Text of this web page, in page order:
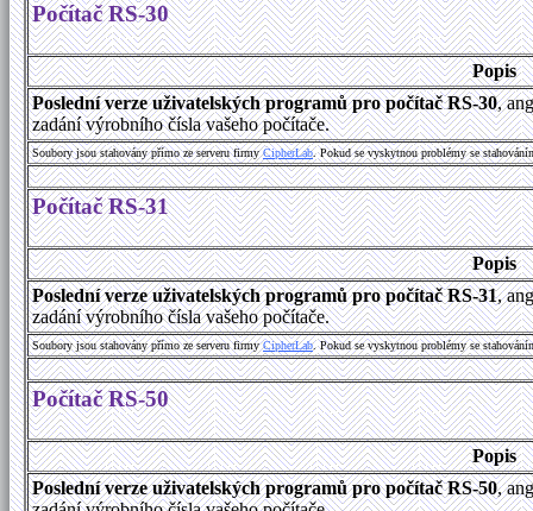
Počítač RS-30
Popis
Poslední verze uživatelských programů pro počítač RS-30,
zadání výrobního čísla vašeho počítače.
Soubory jsou stahovány přímo ze serveru firmyCipherLab. Pokud se vyskytnou problémy se
Počítač RS-31
Popis
Poslední verze uživatelských programů pro počítač RS-31,
zadání výrobního čísla vašeho počítače.
Soubory jsou stahovány přímo ze serveru firmyCipherLab. Pokud se vyskytnou problémy se
Počítač RS-50
Popis
Poslední verze uživatelských programů pro počítač RS-50,